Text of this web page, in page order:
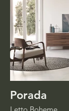
Porada